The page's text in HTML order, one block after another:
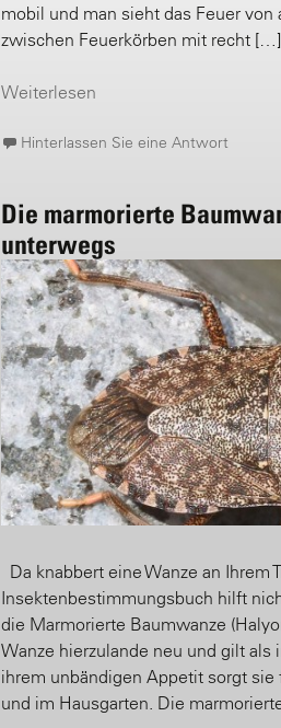
mobil und man sieht das Feuer
zwischen Feuerkörben mit recht […]
Weiterlesen
Hinterlassen Sie eine Antwort
Die marmorierte
unterwegs
Da knabbert eine Wanze an Ihrem
Insektenbestimmungsbuch hilft
die Marmorierte Baumwanze
Wanze hierzulande neu und gilt
ihrem unbändigen Appetit sorgt
und im Hausgarten. Die